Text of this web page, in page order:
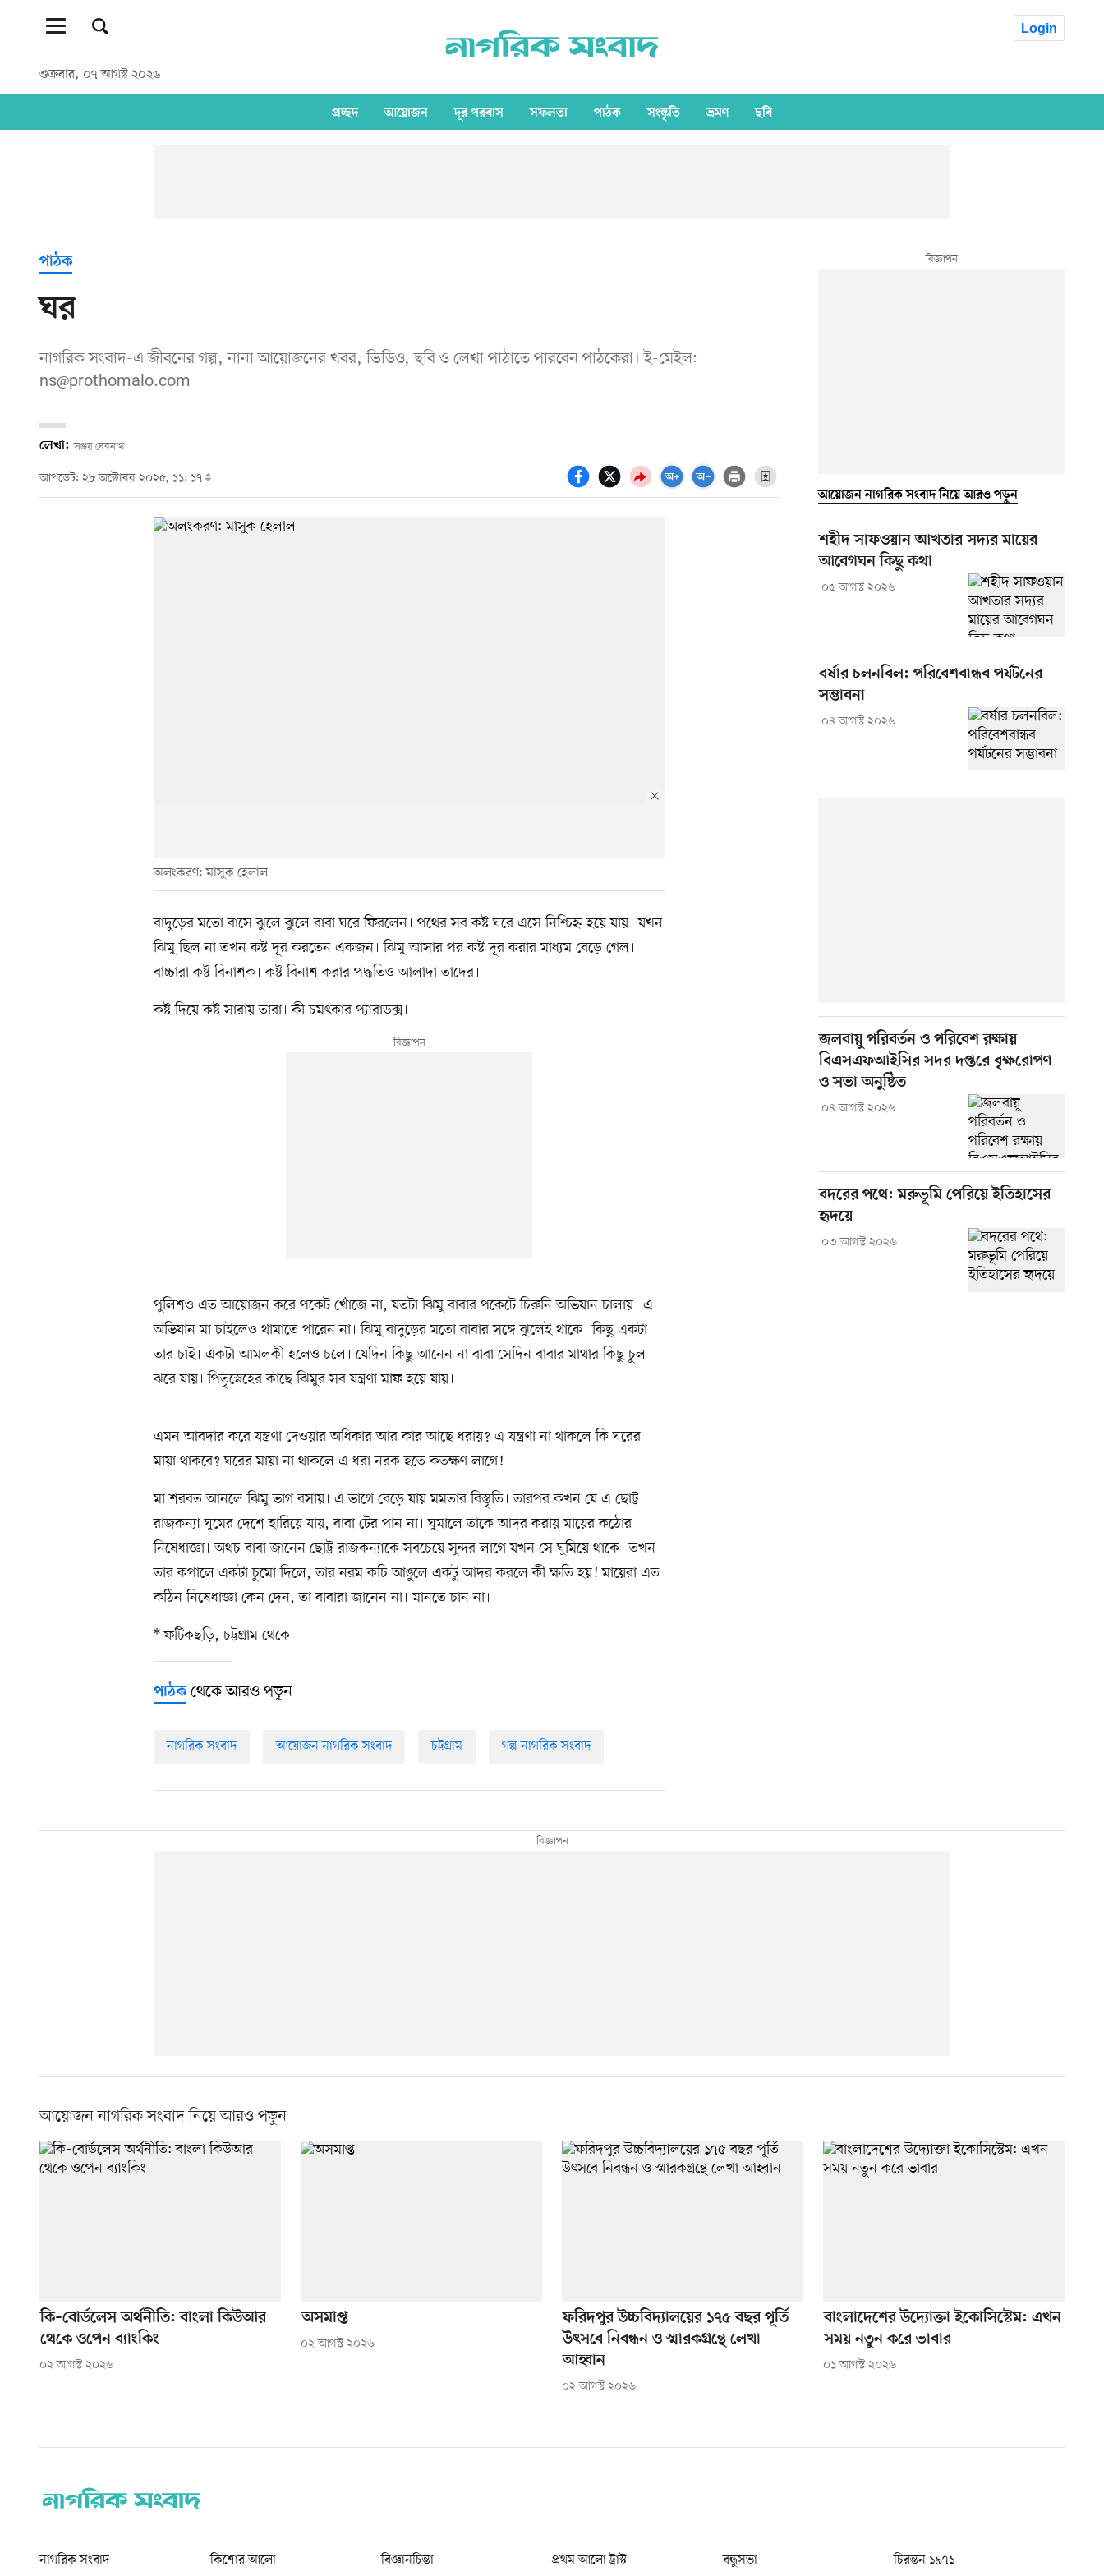
শুক্রবার, ০৭ আগস্ট ২০২৬
Login
প্রচ্ছদ আয়োজন দূর পরবাস সফলতা পাঠক সংস্কৃতি ভ্রমণ ছবি
পাঠক
ঘর
নাগরিক সংবাদ-এ জীবনের গল্প, নানা আয়োজনের খবর, ভিডিও, ছবি ও লেখা পাঠাতে পারবেন পাঠকেরা। ই-মেইল:
ns@prothomalo.com
লেখা: সঞ্জয় দেবনাথ
আপডেট: ২৮ অক্টোবর ২০২৫, ১১: ১৭
অলংকরণ: মাসুক হেলাল
বাদুড়ের মতো বাসে ঝুলে ঝুলে বাবা ঘরে ফিরলেন। পথের সব কষ্ট ঘরে এসে নিশ্চিহ্ন হয়ে যায়। যখন
ঝিমু ছিল না তখন কষ্ট দূর করতেন একজন। ঝিমু আসার পর কষ্ট দূর করার মাধ্যম বেড়ে গেল।
বাচ্চারা কষ্ট বিনাশক। কষ্ট বিনাশ করার পদ্ধতিও আলাদা তাদের।
কষ্ট দিয়ে কষ্ট সারায় তারা। কী চমৎকার প্যারাডক্স।
পুলিশও এত আয়োজন করে পকেট খোঁজে না, যতটা ঝিমু বাবার পকেটে চিরুনি অভিযান চালায়। এ
অভিযান মা চাইলেও থামাতে পারেন না। ঝিমু বাদুড়ের মতো বাবার সঙ্গে ঝুলেই থাকে। কিছু একটা
তার চাই। একটা আমলকী হলেও চলে। যেদিন কিছু আনেন না বাবা সেদিন বাবার মাথার কিছু চুল
ঝরে যায়। পিতৃস্নেহের কাছে ঝিমুর সব যন্ত্রণা মাফ হয়ে যায়।
এমন আবদার করে যন্ত্রণা দেওয়ার অধিকার আর কার আছে ধরায়? এ যন্ত্রণা না থাকলে কি ঘরের
মায়া থাকবে? ঘরের মায়া না থাকলে এ ধরা নরক হতে কতক্ষণ লাগে!
মা শরবত আনলে ঝিমু ভাগ বসায়। এ ভাগে বেড়ে যায় মমতার বিস্তৃতি। তারপর কখন যে এ ছোট্ট
রাজকন্যা ঘুমের দেশে হারিয়ে যায়, বাবা টের পান না। ঘুমালে তাকে আদর করায় মায়ের কঠোর
নিষেধাজ্ঞা। অথচ বাবা জানেন ছোট্ট রাজকন্যাকে সবচেয়ে সুন্দর লাগে যখন সে ঘুমিয়ে থাকে। তখন
তার কপালে একটা চুমো দিলে, তার নরম কচি আঙুলে একটু আদর করলে কী ক্ষতি হয়! মায়েরা এত
কঠিন নিষেধাজ্ঞা কেন দেন, তা বাবারা জানেন না। মানতে চান না।
* ফটিকছড়ি, চট্টগ্রাম থেকে
পাঠকথেকে আরও পড়ুন
নাগরিক সংবাদ আয়োজন নাগরিক সংবাদ চট্টগ্রাম গল্প নাগরিক সংবাদ
আয়োজন নাগরিক সংবাদ নিয়ে আরও পড়ুন
শহীদ সাফওয়ান আখতার সদ্যর মায়ের
আবেগঘন কিছু কথা
০৫ আগস্ট ২০২৬
বর্ষার চলনবিল: পরিবেশবান্ধব পর্যটনের
সম্ভাবনা
০৪ আগস্ট ২০২৬
জলবায়ু পরিবর্তন ও পরিবেশ রক্ষায়
বিএসএফআইসির সদর দপ্তরে বৃক্ষরোপণ
ও সভা অনুষ্ঠিত
০৪ আগস্ট ২০২৬
বদরের পথে: মরুভূমি পেরিয়ে ইতিহাসের
হৃদয়ে
০৩ আগস্ট ২০২৬
আয়োজন নাগরিক সংবাদ নিয়ে আরও পড়ুন
কি–বোর্ডলেস অর্থনীতি: বাংলা কিউআর
থেকে ওপেন ব্যাংকিং
০২ আগস্ট ২০২৬
অসমাপ্ত
০২ আগস্ট ২০২৬
ফরিদপুর উচ্চবিদ্যালয়ের ১৭৫ বছর পূর্তি
উৎসবে নিবন্ধন ও স্মারকগ্রন্থে লেখা
আহ্বান
০২ আগস্ট ২০২৬
বাংলাদেশের উদ্যোক্তা ইকোসিস্টেম: এখন
সময় নতুন করে ভাবার
০১ আগস্ট ২০২৬
নাগরিক সংবাদ কিশোর আলো বিজ্ঞানচিন্তা প্রথম আলো ট্রাস্ট বন্ধুসভা চিরন্তন ১৯৭১